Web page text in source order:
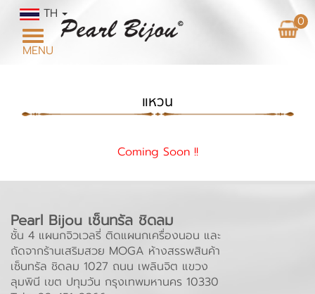
TH
Toggle
navigation
MENU
0
แหวน
Coming Soon !!
Pearl Bijou เซ็นทรัล ชิดลม
ชั้น 4 แผนกจิวเวลรี่ ติดแผนกเครื่องนอน และ
ถัดจากร้านเสริมสวย MOGA ห้างสรรพสินค้า
เซ็นทรัล ชิดลม 1027 ถนน เพลินจิต แขวง
ลุมพินี เขต ปทุมวัน กรุงเทพมหานคร 10330